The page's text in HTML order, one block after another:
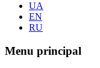
UA
EN
RU
Menu principal